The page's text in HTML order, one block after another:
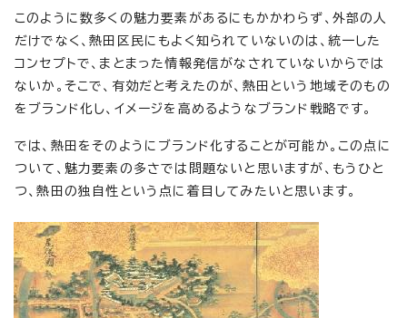
このように数多くの魅力要素があるにもかかわらず、外部の人
だけでなく、熱田区民にもよく知られていないのは、統一した
コンセプトで、まとまった情報発信がなされていないからでは
ないか。そこで、有効だと考えたのが、熱田という地域そのもの
をブランド化し、イメージを高めるようなブランド戦略です。
では、熱田をそのようにブランド化することが可能か。この点に
ついて、魅力要素の多さでは問題ないと思いますが、もうひと
つ、熱田の独自性という点に着目してみたいと思います。